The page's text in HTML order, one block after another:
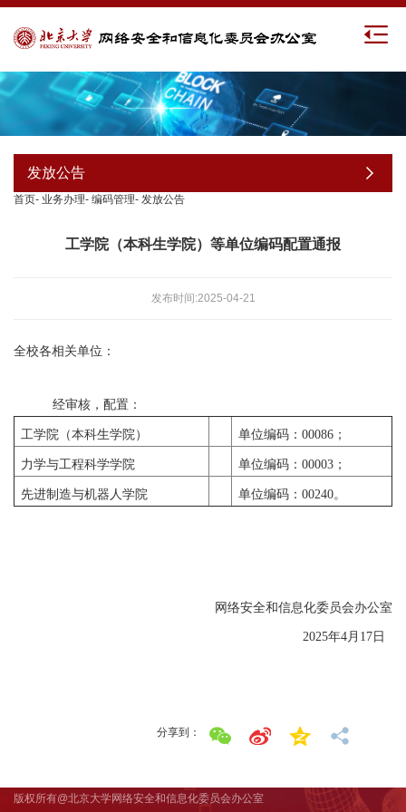
发放公告
首页- 业务办理- 编码管理- 发放公告
工学院（本科生学院）等单位编码配置通报
发布时间:2025-04-21
全校各相关单位：
经审核，配置：
工学院（本科生学院） 单位编码：00086 ；
力学与工程科学学院 单位编码：00003 ；
先进制造与机器人学院 单位编码：00240。
网络安全和信息化委员会办公室
2025年4 月17 日
分享到：
版权所有@北京大学网络安全和信息化委员会办公室